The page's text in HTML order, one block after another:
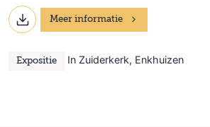
Meer informatie
Expositie In Zuiderkerk, Enkhuizen